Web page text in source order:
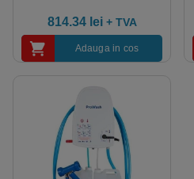
814.34 lei + TVA
Adauga in cos